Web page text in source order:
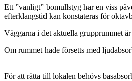
Ett ”vanligt” bomullstyg har en viss
efterklangstid kan konstateras för
Väggarna i det aktuella grupprummet
Om rummet hade försetts med
För att rätta till lokalen behövs